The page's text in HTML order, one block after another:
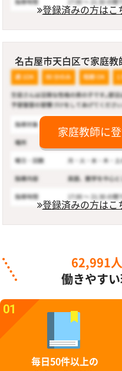
登録済みの方はこ
名古屋市天白区で家庭
家庭教師に
登録済みの方はこ
62,991人
働きやす
01
毎日50件以上の